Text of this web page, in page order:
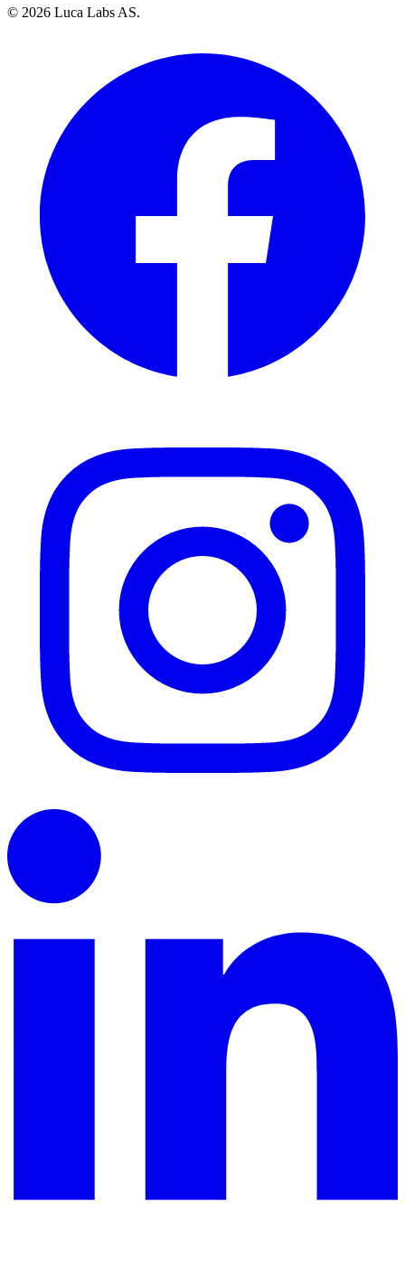
© 2026 Luca Labs AS.